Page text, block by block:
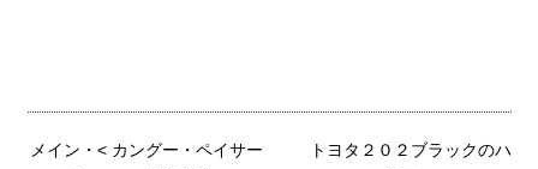
メイン ・< カングー・ペイサー
トヨタ２０２ブラックのハ